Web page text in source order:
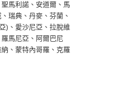
馬利諾、安道爾、馬
瑞典、丹麥、芬蘭、
)、愛沙尼亞、拉脫維
馬尼亞、阿爾巴尼
、蒙特內哥羅、克羅